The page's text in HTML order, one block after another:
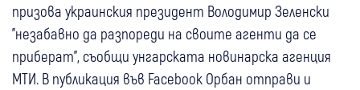
призова украинския президент Володимир Зеленски
"незабавно да разпореди на своите агенти да се
приберат", съобщи унгарската новинарска агенция
МТИ. В публикация във Facebook Орбан отправи и